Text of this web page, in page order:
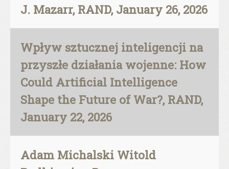
J. Mazarr, RAND, January 26, 2026
Wpływ sztucznej inteligencji na
przyszłe działania wojenne: How
Could Artificial Intelligence
Shape the Future of War?, RAND,
January 22, 2026
Adam Michalski Witold